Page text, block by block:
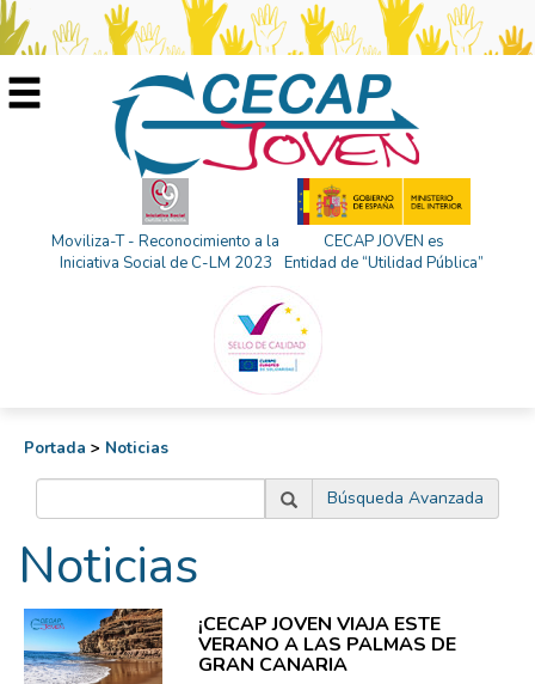
Moviliza-T - Reconocimiento a la
Iniciativa Social de C-LM 2023
CECAP JOVEN es
Entidad de “Utilidad Pública”
Portada > Noticias
Búsqueda Avanzada
Noticias
¡CECAP JOVEN VIAJA ESTE
VERANO A LAS PALMAS DE
GRAN CANARIA